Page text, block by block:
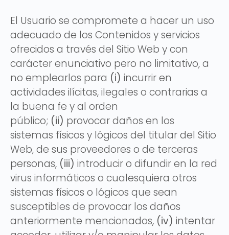
El Usuario se compromete a hacer un uso
adecuado de los Contenidos y servicios
ofrecidos a través del Sitio Web y con
carácter enunciativo pero no limitativo, a
no emplearlos para (i) incurrir en
actividades ilícitas, ilegales o contrarias a
la buena fe y al orden
público; (ii) provocar daños en los
sistemas físicos y lógicos del titular del Sitio
Web, de sus proveedores o de terceras
personas, (iii) introducir o difundir en la red
virus informáticos o cualesquiera otros
sistemas físicos o lógicos que sean
susceptibles de provocar los daños
anteriormente mencionados, (iv) intentar